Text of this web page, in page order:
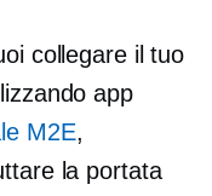
collegare il tuo
app
M2E,
la portata